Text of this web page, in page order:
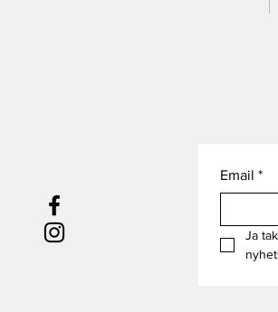
Email *
Ja